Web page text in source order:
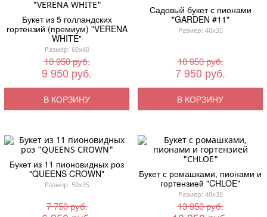
Букет из 5 голландских
гортензий (премиум) "VERENA
WHITE"
Размер: 60x40
10 950 руб.
9 950 руб.
В КОРЗИНУ
Садовый букет с пионами
"GARDEN #11"
Размер: 40x35
10 950 руб.
7 950 руб.
В КОРЗИНУ
Букет из 11 пионовидных роз
"QUEENS CROWN"
Размер: 50x35
7 750 руб.
Букет с ромашками, пионами и
гортензией "CHLOE"
Размер: 40x35
13 950 руб.